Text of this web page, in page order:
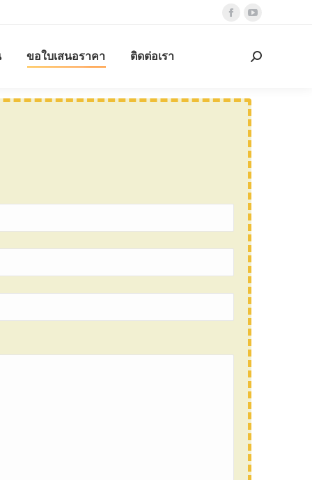
Facebook
opens
window
YouTube
opens
ขอใบเสนอราคา ติดต่อเรา Search: